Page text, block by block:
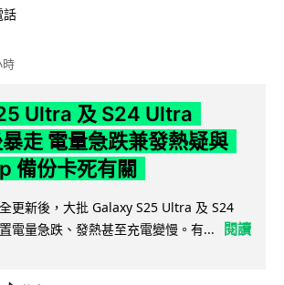
話
時
Ultra 及 S24 Ultra
走 電量急跌兼發熱疑與
備份卡死有關
更新後，大批 Galaxy S25 Ultra 及 S24
電量急跌、發熱甚至充電變慢。有...
閱讀